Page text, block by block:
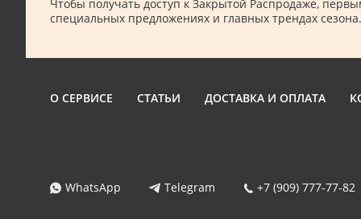
Чтобы получать доступ к Закрытой Распродаже,
специальных предложениях и главных трендах сезона.
О СЕРВИСЕ СТАТЬИ ДОСТАВКА И ОПЛАТА
WhatsApp Telegram +7 (909) 777-77-82